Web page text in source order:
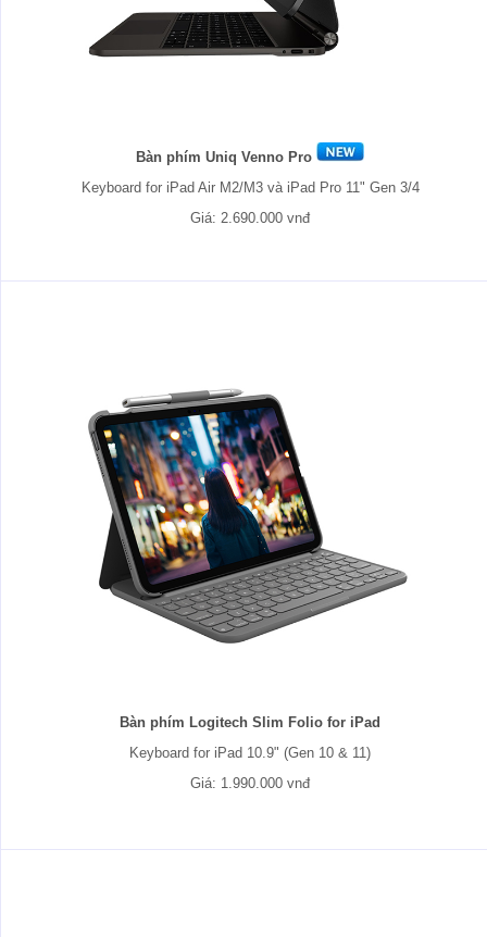
Bàn phím Uniq Venno Pro
Keyboard for iPad Air M2/M3 và iPad Pro 11" Gen 3/4
Giá: 2.690.000 vnđ
Bàn phím Logitech Slim Folio for iPad
Keyboard for iPad 10.9" (Gen 10 & 11)
Giá: 1.990.000 vnđ